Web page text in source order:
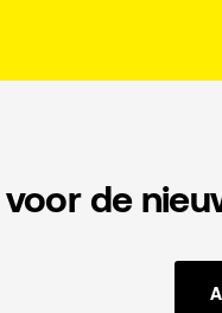
de